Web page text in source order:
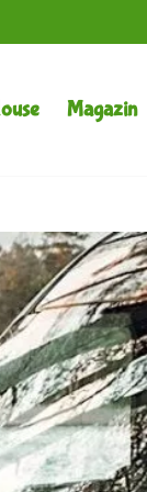
Magazin